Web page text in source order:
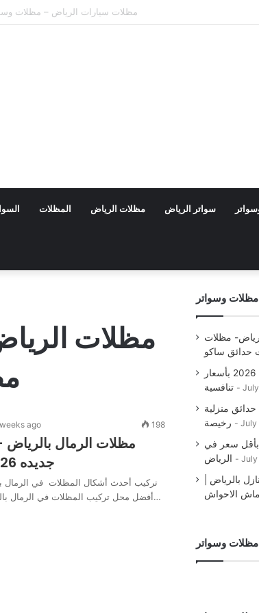
مظلات الدرعية
المظلات مظلات الرياض سواتر الرياض
مظلات
ago 198
مظلات الرمال
جديده 2026 بخصم مميز
تركيب أحدث أشكال المظلات في الرمال
أفضل محل تركيب المظلات في الرمال بالرياض بتصاميم وأشكال…
مظلات وسواتر
مظلات
حدائق ساكو
مظلات الدرعية بالرياض: أحدث تصاميم 2026 بأسعار
تنافسية
منزلية
رخيصة
July
بأقل سعر في
الرياض
July
بالرياض |
الاحواش
مظلات وسواتر